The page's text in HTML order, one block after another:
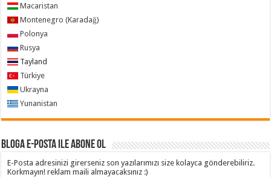
Macaristan
Montenegro (Karadağ)
Polonya
Rusya
Tayland
Türkiye
Ukrayna
Yunanistan
Bloga e-posta ile abone ol
E-Posta adresinizi girerseniz son yazılarımızı size kolayca gönderebiliriz.
Korkmayın! reklam maili almayacaksınız :)